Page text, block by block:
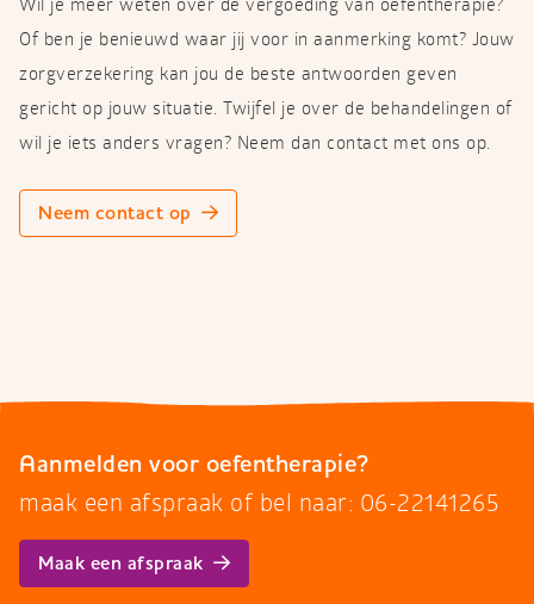
Of ben je benieuwd waar jij voor in aanmerking komt? Jouw
zorgverzekering kan jou de beste antwoorden geven
gericht op jouw situatie. Twijfel je over de behandelingen of
wil je iets anders vragen? Neem dan contact met ons op.
Neem contact op
Aanmelden voor oefentherapie?
maak een afspraak of bel naar: 06-22141265
Maak een afspraak